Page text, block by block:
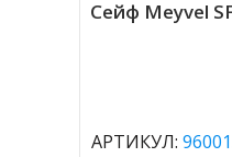
Сейф Meyvel
АРТИКУЛ: